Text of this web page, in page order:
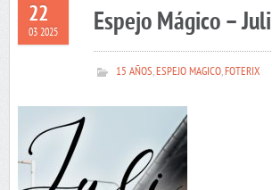
22
03 2025 Espejo Mágico – Juli
15 AÑOS,ESPEJO MAGICO,FOTERIX